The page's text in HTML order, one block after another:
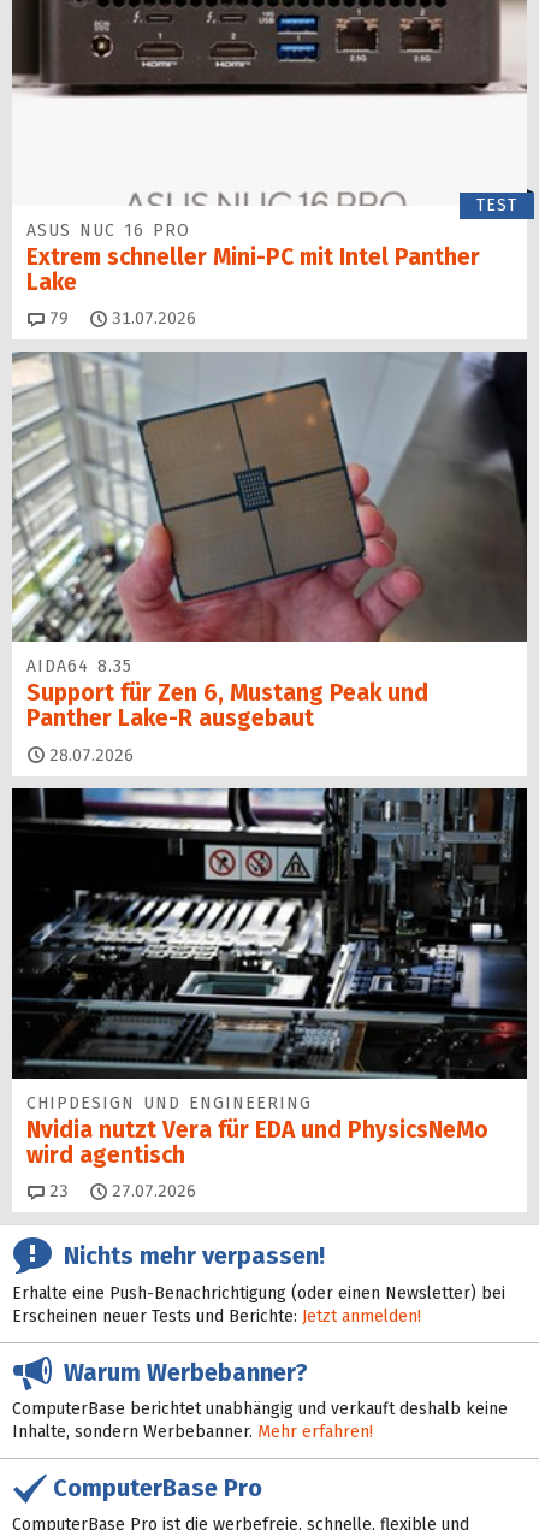
TEST
ASUS NUC 16 PRO
Extrem schneller Mini-PC mit Intel Panther
Lake
79 Kommentare
31.07.2026
AIDA64 8.35
Support für Zen 6, Mustang Peak und
Panther Lake-R ausgebaut
28.07.2026
CHIPDESIGN UND ENGINEERING
Nvidia nutzt Vera für EDA und PhysicsNeMo
wird agentisch
23 Kommentare
27.07.2026
Nichts mehr verpassen!
Erhalte eine Push-Benachrichtigung (oder einen Newsletter) bei
Erscheinen neuer Tests und Berichte: Jetzt anmelden!
Warum Werbebanner?
ComputerBase berichtet unabhängig und verkauft deshalb keine
Inhalte, sondern Werbebanner. Mehr erfahren!
ComputerBase Pro
ComputerBase Pro ist die werbefreie, schnelle, flexible und